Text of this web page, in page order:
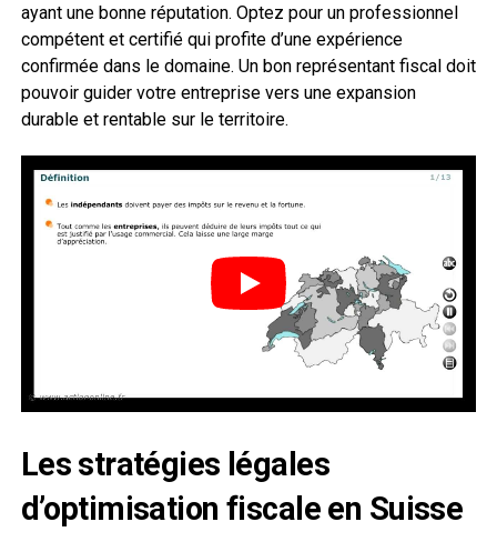
ayant une bonne réputation. Optez pour un professionnel
compétent et certifié qui profite d’une expérience
confirmée dans le domaine. Un bon représentant fiscal doit
pouvoir guider votre entreprise vers une expansion
durable et rentable sur le territoire.
Les stratégies légales
d’optimisation fiscale en Suisse